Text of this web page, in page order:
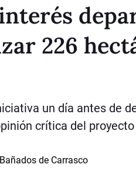
226
un día antes de
crítica del proyecto